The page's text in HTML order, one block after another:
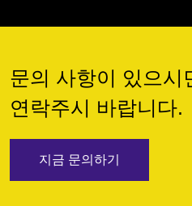
문의 사항이 있으시
연락주시 바랍니다.
지금 문의하기